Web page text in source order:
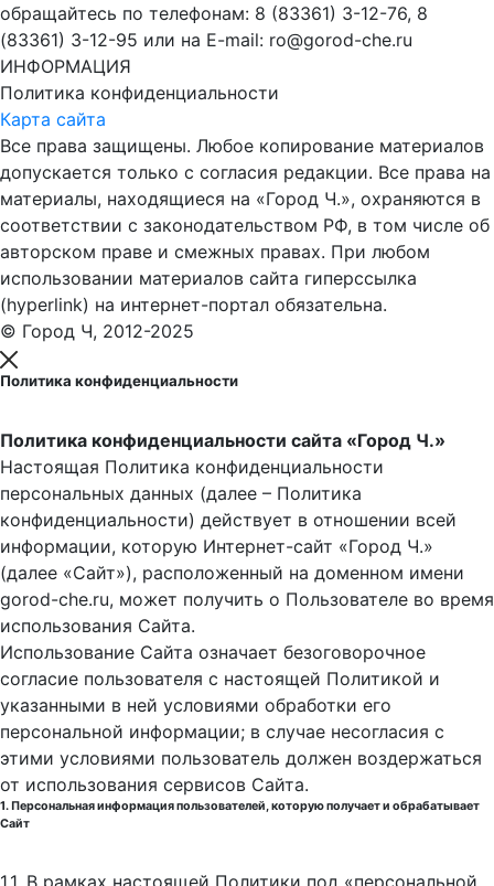
обращайтесь по телефонам: 8 (83361) 3-12-76, 8
(83361) 3-12-95 или на E-mail: ro@gorod-che.ru
ИНФОРМАЦИЯ
Политика конфиденциальности
Карта сайта
Все права защищены. Любое копирование материалов
допускается только с согласия редакции. Все права на
материалы, находящиеся на «Город Ч.», охраняются в
соответствии с законодательством РФ, в том числе об
авторском праве и смежных правах. При любом
использовании материалов сайта гиперссылка
(hyperlink) на интернет-портал обязательна.
© Город Ч, 2012-2025
Политика конфиденциальности
Политика конфиденциальности сайта «Город Ч.»
Настоящая Политика конфиденциальности
персональных данных (далее – Политика
конфиденциальности) действует в отношении всей
информации, которую Интернет-сайт «Город Ч.»
(далее «Сайт»), расположенный на доменном имени
gorod-che.ru, может получить о Пользователе во время
использования Cайта.
Использование Сайта означает безоговорочное
согласие пользователя с настоящей Политикой и
указанными в ней условиями обработки его
персональной информации; в случае несогласия с
этими условиями пользователь должен воздержаться
от использования сервисов Сайта.
1. Персональная информация пользователей, которую получает и обрабатывает
Сайт